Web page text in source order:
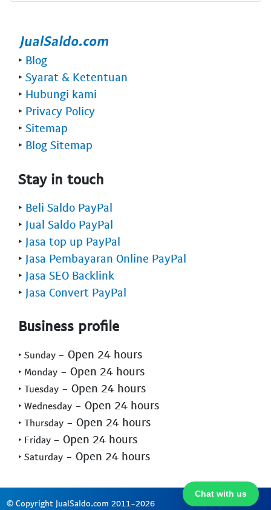
Chat with us
‣ Blog
‣ Syarat & Ketentuan
‣ Hubungi kami
‣ Privacy Policy
‣ Sitemap
‣ Blog Sitemap
Stay in touch
‣ Beli Saldo PayPal
‣ Jual Saldo PayPal
‣ Jasa top up PayPal
‣ Jasa Pembayaran Online PayPal
‣ Jasa SEO Backlink
‣ Jasa Convert PayPal
Business profile
‣ Sunday - Open 24 hours
‣ Monday - Open 24 hours
‣ Tuesday - Open 24 hours
‣ Wednesday - Open 24 hours
‣ Thursday - Open 24 hours
‣ Friday - Open 24 hours
‣ Saturday - Open 24 hours
© Copyright JualSaldo.com 2011-2026